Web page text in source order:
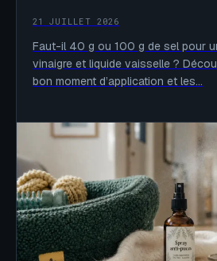
21 JUILLET 2026
Faut-il 40 g ou 100 g de sel pour
vinaigre et liquide vaisselle ?
bon moment d’application et les…